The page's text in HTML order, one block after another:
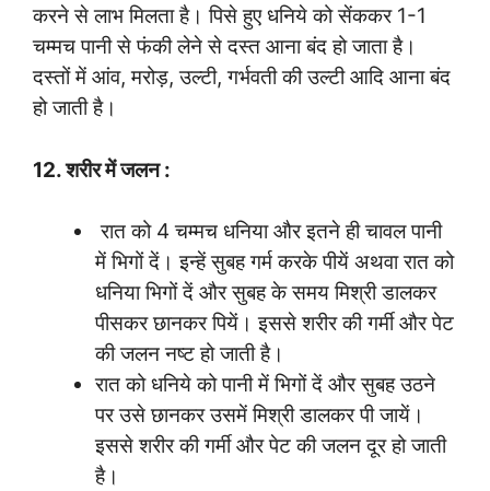
करने से लाभ मिलता है। पिसे हुए धनिये को सेंककर 1-1
चम्मच पानी से फंकी लेने से दस्त आना बंद हो जाता है।
दस्तों में आंव, मरोड़, उल्टी, गर्भवती की उल्टी आदि आना बंद
हो जाती है।
12. शरीर में जलन :
रात को 4 चम्मच धनिया और इतने ही चावल पानी
में भिगों दें। इन्हें सुबह गर्म करके पीयें अथवा रात को
धनिया भिगों दें और सुबह के समय मिश्री डालकर
पीसकर छानकर पियें। इससे शरीर की गर्मी और पेट
की जलन नष्ट हो जाती है।
रात को धनिये को पानी में भिगों दें और सुबह उठने
पर उसे छानकर उसमें मिश्री डालकर पी जायें।
इससे शरीर की गर्मी और पेट की जलन दूर हो जाती
है।